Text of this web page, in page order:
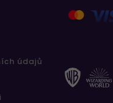
údajů